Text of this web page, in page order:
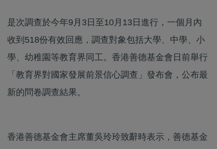
是次調查於今年9月3日至10月13日進行，一個月內
收到518份有效回應，調查對象包括大學、中學、小
學、幼稚園等教育界同工。香港善德基金會日前舉行
「教育界對國家發展前景信心調查」發布會，公布最
新的問卷調查結果。
香港善德基金會主席董吳玲玲致辭時表示，善德基金